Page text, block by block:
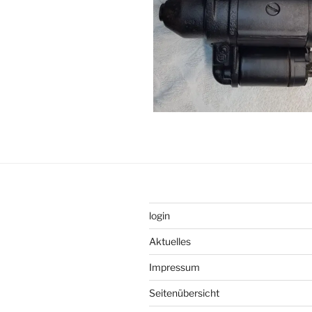
login
Aktuelles
Impressum
Seitenübersicht